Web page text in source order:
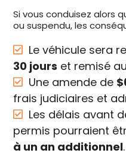
Si vous conduisez alors
ou suspendu, les
Le véhicule sera
30 jours et remisé
Une amende de
frais judiciaires et
Les délais avant
permis pourraient
à un an additionnel.